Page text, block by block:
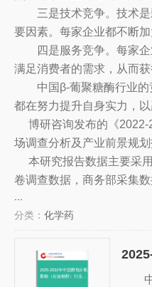
格，吸引更多的消费者，
三是技术竞争。技术是
要因素。每家企业都不断
提高产品质量，以获得市
四是服务竞争。每家企
满足消费者的需求，从而获
中国β-葡聚糖酶行业的
都在努力提升自身实力，以
博研咨询发布的《2022-
场调查分析及产业前景规
Β-葡聚糖酶行业市场发展
等，接着分析了Β-葡聚糖
绍了Β-葡聚糖酶市场竞争
做了重点企业经营状况分
的了解或者想投资Β-葡聚
的重要工具。
本研究报告数据主要采
卷调查数据，商务部采集
据主要来自国家统计局，
统计局及市场调研数据，
各类市场监测数据库。
分类： 化学药
2025-2031年中国酵母β-葡
聚糖（右旋糖酐）行业市
中